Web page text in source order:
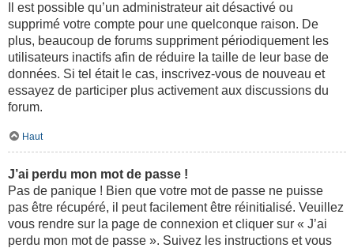
Il est possible qu’un administrateur ait désactivé ou
supprimé votre compte pour une quelconque raison. De
plus, beaucoup de forums suppriment périodiquement les
utilisateurs inactifs afin de réduire la taille de leur base de
données. Si tel était le cas, inscrivez-vous de nouveau et
essayez de participer plus activement aux discussions du
forum.
Haut
J’ai perdu mon mot de passe !
Pas de panique ! Bien que votre mot de passe ne puisse
pas être récupéré, il peut facilement être réinitialisé. Veuillez
vous rendre sur la page de connexion et cliquer sur « J’ai
perdu mon mot de passe ». Suivez les instructions et vous